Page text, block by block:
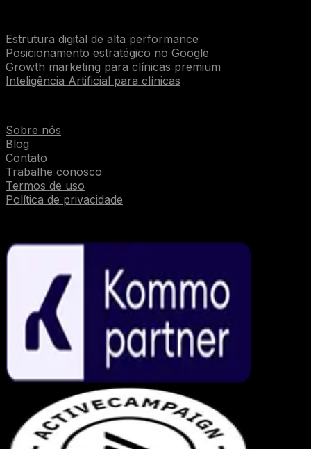
Estrutura digital de alta performance
Posicionamento estratégico no Google
Growth marketing para clínicas premium
Inteligência Artificial para clínicas
Sobre nós
Blog
Contato
Trabalhe conosco
Termos de uso
Política de privacidade